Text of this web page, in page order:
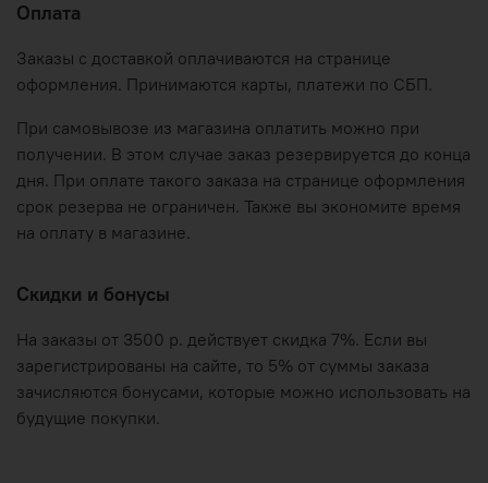
Оплата
Заказы с доставкой оплачиваются на странице
оформления. Принимаются карты, платежи по СБП.
При самовывозе из магазина оплатить можно при
получении. В этом случае заказ резервируется до конца
дня. При оплате такого заказа на странице оформления
срок резерва не ограничен. Также вы экономите время
на оплату в магазине.
Скидки и бонусы
На заказы от 3500 р. действует скидка 7%. Если вы
зарегистрированы на сайте, то 5% от суммы заказа
зачисляются бонусами, которые можно использовать на
будущие покупки.